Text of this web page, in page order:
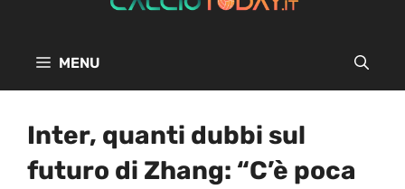
MENU
Inter, quanti dubbi sul
futuro di Zhang: “C’è poca